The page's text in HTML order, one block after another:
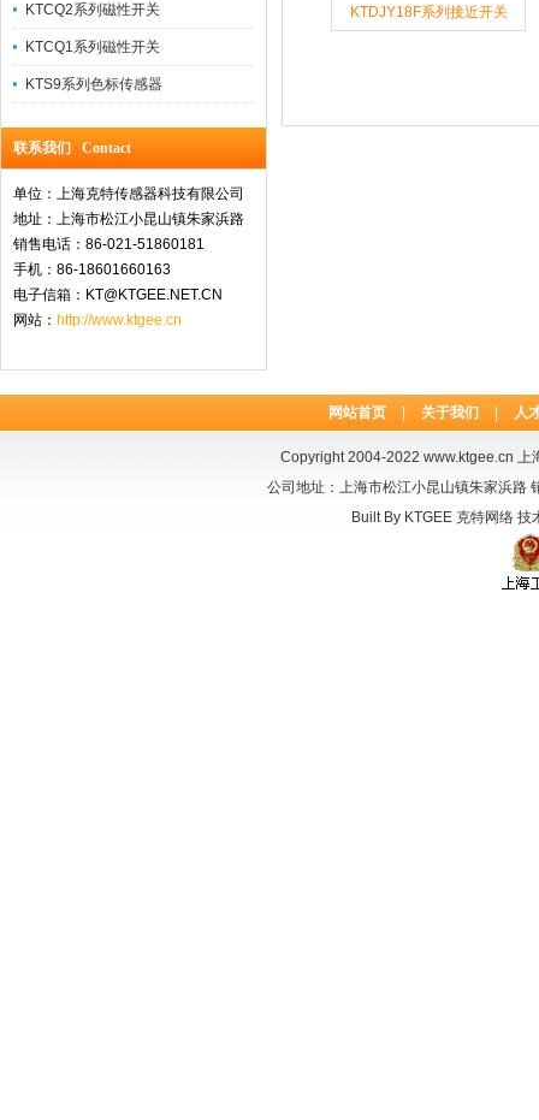
KTCQ2系列磁性开关
KTCQ1系列磁性开关
KTS9系列色标传感器
联系我们 Contact
单位：上海克特传感器科技有限公司
地址：上海市松江小昆山镇朱家浜路
销售电话：86-021-51860181
手机：86-18601660163
电子信箱：KT@KTGEE.NET.CN
网站： http://www.ktgee.cn
KTDJY18F系列接近开关
网站首页 关于我们 人
Copyright 2004-2022 www.ktgee.cn 上
公司地址：上海市松江小昆山镇朱家浜路
Built By KTGEE 克特网络技